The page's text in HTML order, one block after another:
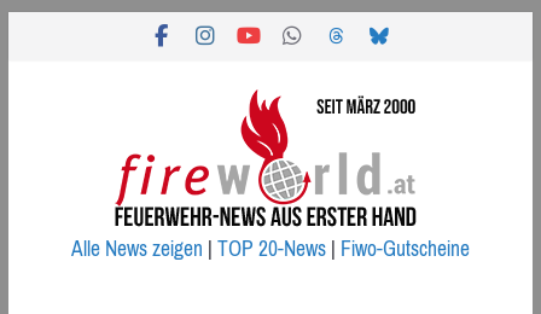
Alle News zeigen|TOP 20-News|Fiwo-Gutscheine